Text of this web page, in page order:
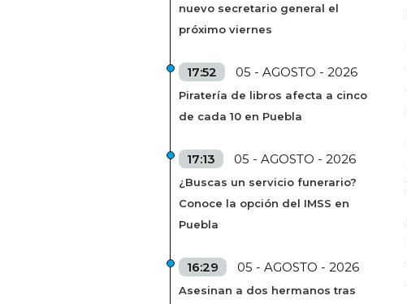
nuevo secretario general el
próximo viernes
17:52 05 - AGOSTO - 2026
Piratería de libros afecta a cinco
de cada 10 en Puebla
17:13 05 - AGOSTO - 2026
¿Buscas un servicio funerario?
Conoce la opción del IMSS en
Puebla
16:29 05 - AGOSTO - 2026
Asesinan a dos hermanos tras